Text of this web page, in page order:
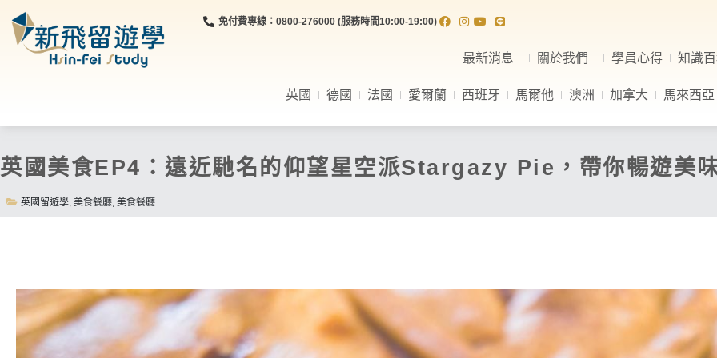
免付費專線：0800-276000 (服務時間10:00-19:00)
最新消息 關於我們 學員心得 知識
英國 德國 法國 愛爾蘭 西班牙 馬爾他 澳洲 加拿大 馬來西亞
英國美食EP4：遠近馳名的仰望星空派Stargazy Pie，帶你暢遊美
英國留遊學, 美食餐廳, 美食餐廳